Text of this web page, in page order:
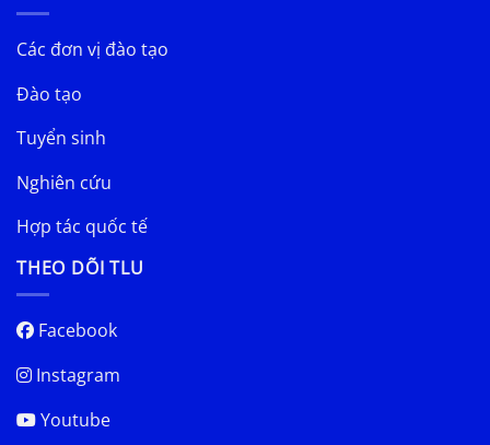
Các đơn vị đào tạo
Đào tạo
Tuyển sinh
Nghiên cứu
Hợp tác quốc tế
THEO DÕI TLU
Facebook
Instagram
Youtube